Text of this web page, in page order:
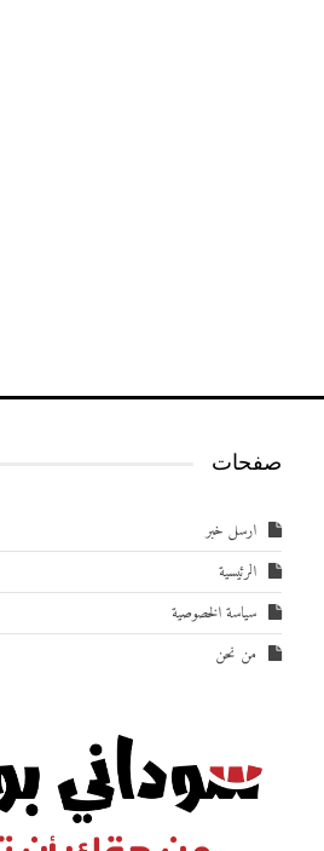
صفحات
ارسل خبر
الرئيسية
سياسة الخصوصية
من نحن